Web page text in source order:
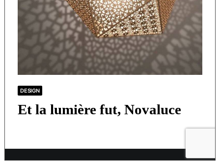
DESIGN
Et la lumière fut, Novaluce